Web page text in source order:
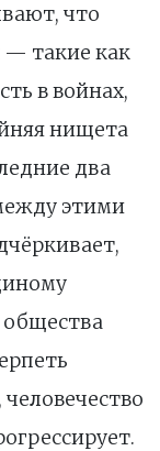
что
— такие как
в войнах,
нищета
два
этими